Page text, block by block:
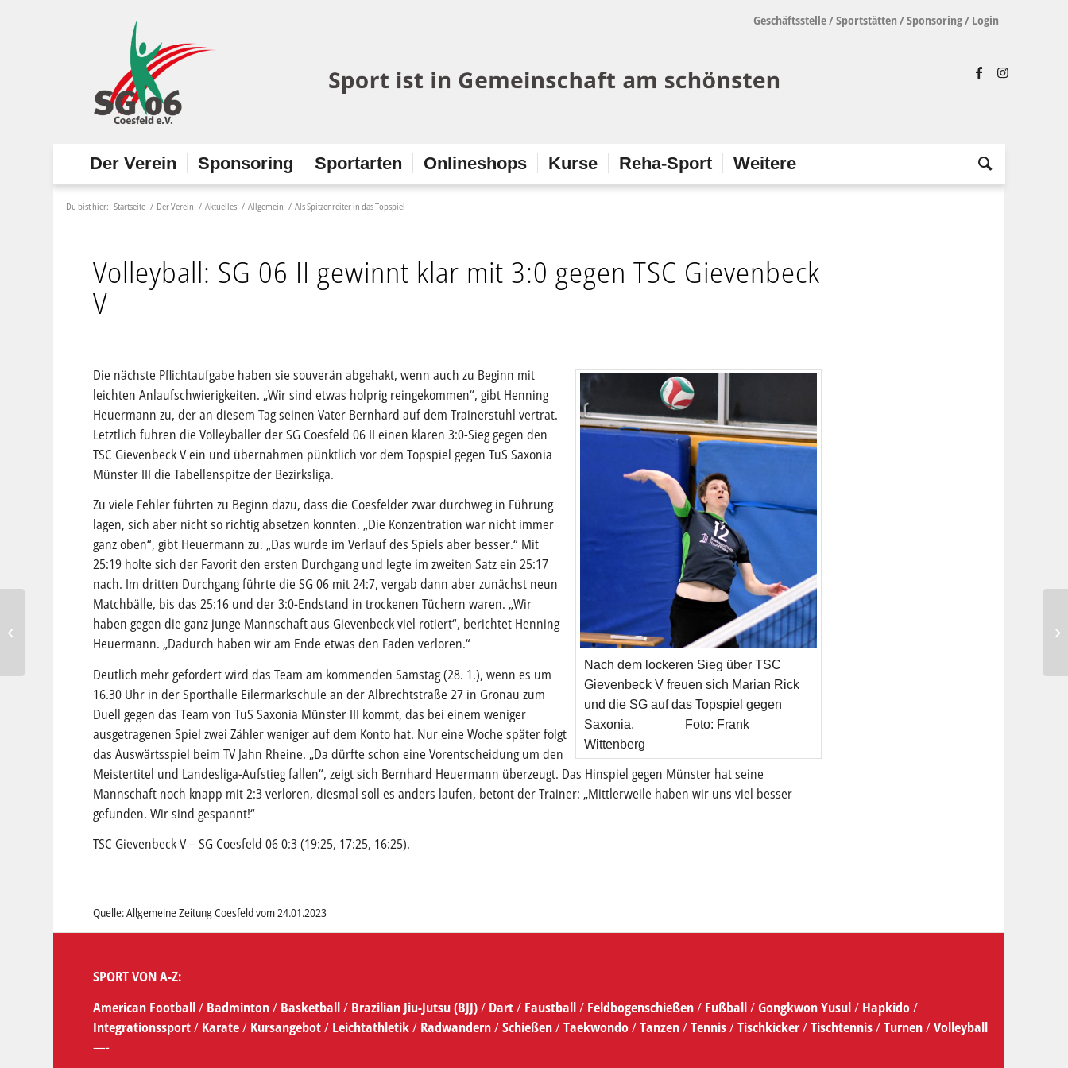
Geschäftsstelle/Sportstätten /Sponsoring/ Login
Der Verein Sponsoring Sportarten Onlineshops Kurse Reha-Sport Weitere
Du bist hier: Startseite / Der Verein / Aktuelles / Allgemein / Als Spitzenreiter in das Topspiel
Volleyball: SG 06 II gewinnt klar mit 3:0 gegen TSC Gievenbeck
V
Nach dem lockeren Sieg über TSC
Gievenbeck V freuen sich Marian Rick
und die SG auf das Topspiel gegen
Saxonia. Foto: Frank
Wittenberg
Die nächste Pflichtaufgabe haben sie souverän abgehakt, wenn auch zu Beginn mit
leichten Anlaufschwierigkeiten. „Wir sind etwas holprig reingekommen“, gibt Henning
Heuermann zu, der an diesem Tag seinen Vater Bernhard auf dem Trainerstuhl vertrat.
Letztlich fuhren die Volleyballer der SG Coesfeld 06 II einen klaren 3:0-Sieg gegen den
TSC Gievenbeck V ein und übernahmen pünktlich vor dem Topspiel gegen TuS Saxonia
Münster III die Tabellenspitze der Bezirksliga.
Zu viele Fehler führten zu Beginn dazu, dass die Coesfelder zwar durchweg in Führung
lagen, sich aber nicht so richtig absetzen konnten. „Die Konzentration war nicht immer
ganz oben“, gibt Heuermann zu. „Das wurde im Verlauf des Spiels aber besser.“ Mit
25:19 holte sich der Favorit den ersten Durchgang und legte im zweiten Satz ein 25:17
nach. Im dritten Durchgang führte die SG 06 mit 24:7, vergab dann aber zunächst neun
Matchbälle, bis das 25:16 und der 3:0-Endstand in trockenen Tüchern waren. „Wir
haben gegen die ganz junge Mannschaft aus Gievenbeck viel rotiert“, berichtet Henning
Heuermann. „Dadurch haben wir am Ende etwas den Faden verloren.“
Deutlich mehr gefordert wird das Team am kommenden Samstag (28. 1.), wenn es um
16.30 Uhr in der Sporthalle Eilermarkschule an der Albrechtstraße 27 in Gronau zum
Duell gegen das Team von TuS Saxonia Münster III kommt, das bei einem weniger
ausgetragenen Spiel zwei Zähler weniger auf dem Konto hat. Nur eine Woche später folgt
das Auswärtsspiel beim TV Jahn Rheine. „Da dürfte schon eine Vorentscheidung um den
Meistertitel und Landesliga-Aufstieg fallen“, zeigt sich Bernhard Heuermann überzeugt. Das Hinspiel gegen Münster hat seine
Mannschaft noch knapp mit 2:3 verloren, diesmal soll es anders laufen, betont der Trainer: „Mittlerweile haben wir uns viel besser
gefunden. Wir sind gespannt!“
TSC Gievenbeck V – SG Coesfeld 06 0:3 (19:25, 17:25, 16:25).
Quelle: Allgemeine Zeitung Coesfeld vom 24.01.2023
SPORT VON A-Z:
American Football/ Badminton/ Basketball/ Brazilian Jiu-Jutsu (BJJ)/ Dart/ Faustball/ Feldbogenschießen/ Fußball/Gongkwon Yusul/ Hapkido/
Integrationssport/ Karate/ Kursangebot/ Leichtathletik/ Radwandern/Schießen/Taekwondo/Tanzen/Tennis/Tischkicker/Tischtennis/Turnen/Volleyball
—-
Voller Einsatz und ganz